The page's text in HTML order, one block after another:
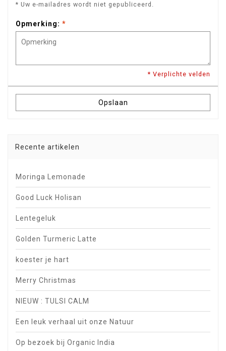
* Uw e-mailadres wordt niet gepubliceerd.
Opmerking: *
* Verplichte velden
Opslaan
Recente artikelen
Moringa Lemonade
Good Luck Holisan
Lentegeluk
Golden Turmeric Latte
koester je hart
Merry Christmas
NIEUW : TULSI CALM
Een leuk verhaal uit onze Natuur
Op bezoek bij Organic India